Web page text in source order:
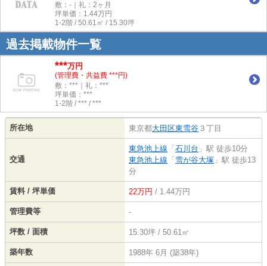
敷：-｜礼：2ヶ月
坪単価： 1.44万円
1-2階 / 50.61㎡ / 15.30坪
過去掲載物件一覧
***万円
(管理費・共益費 ***円)
敷：***｜礼：***
坪単価：***
1-2階 / *** / ***
所在地 東京都大田区東雪谷 ３丁目
交通
東急池上線 「 石川台 」駅 徒歩10分
東急池上線 「 雪が谷大塚 」駅 徒歩13
分
賃料 / 坪単価 22万円 / 1.44万円
管理費等 -
坪数 / 面積 15.30坪 / 50.61㎡
築年数 1988年 6月 (築38年)